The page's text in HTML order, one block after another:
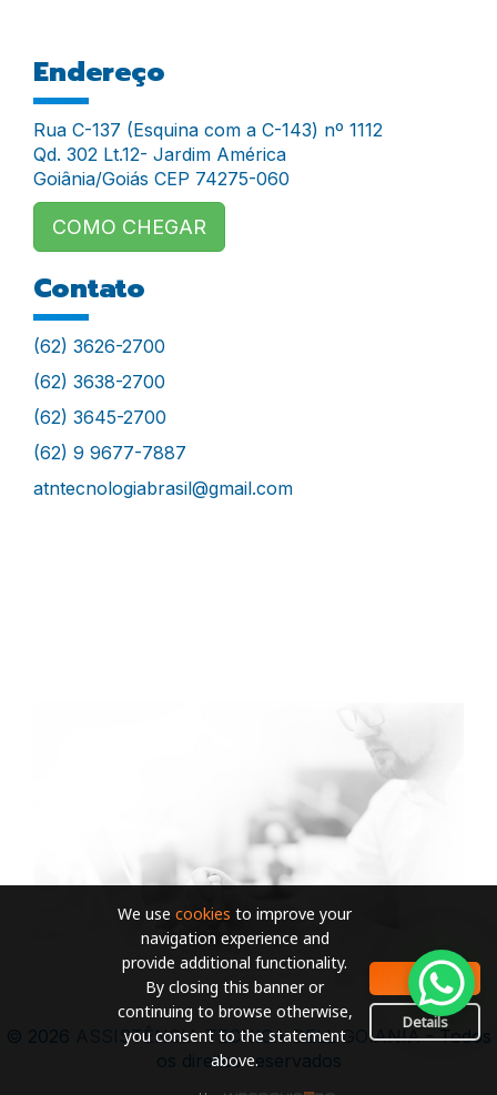
We use cookies to improve your
navigation experience and
provide additional functionality.
By closing this banner or
continuing to browse otherwise,
you consent to the statement
above.
OK
Details
Endereço
Rua C-137 (Esquina com a C-143) nº 1112
Qd. 302 Lt.12- Jardim América
Goiânia/Goiás CEP 74275-060
COMO CHEGAR
Contato
(62) 3626-2700
(62) 3638-2700
(62) 3645-2700
(62) 9 9677-7887
atntecnologiabrasil@gmail.com
© 2026 ASSISTÊNCIA TECNICA DELL GOIANIA- Todos
os direitos reservados